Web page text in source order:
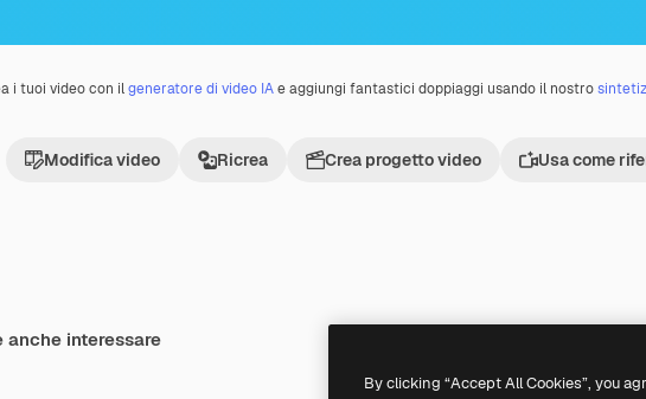
i tuoi video con ilgeneratore di video IAe aggiungi fantastici doppiaggi usando il nostro
Modifica video Ricrea Crea progetto video Usa come
anche interessare
By clicking “Accept All Cookies”, you